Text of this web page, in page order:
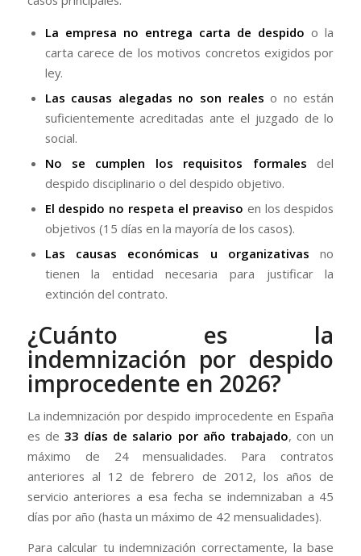
La empresa no entrega carta de despido o la
carta carece de los motivos concretos exigidos por
ley.
Las causas alegadas no son reales o no están
suficientemente acreditadas ante el juzgado de lo
social.
No se cumplen los requisitos formales del
despido disciplinario o del despido objetivo.
El despido no respeta el preaviso en los despidos
objetivos (15 días en la mayoría de los casos).
Las causas económicas u organizativas no
tienen la entidad necesaria para justificar la
extinción del contrato.
¿Cuánto es la
indemnización por despido
improcedente en 2026?
La indemnización por despido improcedente en España
es de 33 días de salario por año trabajado, con un
máximo de 24 mensualidades. Para contratos
anteriores al 12 de febrero de 2012, los años de
servicio anteriores a esa fecha se indemnizaban a 45
días por año (hasta un máximo de 42 mensualidades).
Para calcular tu indemnización correctamente, la base